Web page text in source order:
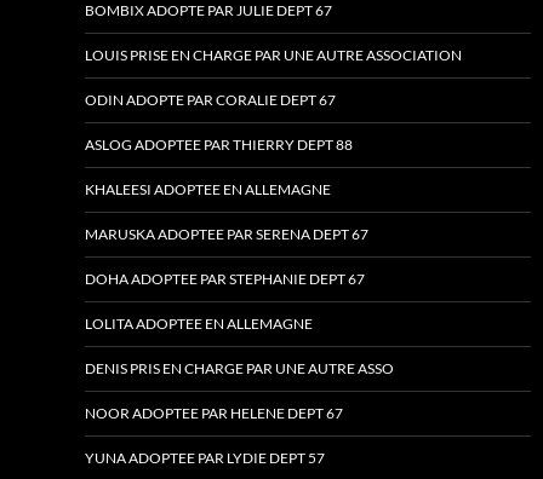
BOMBIX ADOPTE PAR JULIE DEPT 67
LOUIS PRISE EN CHARGE PAR UNE AUTRE ASSOCIATION
ODIN ADOPTE PAR CORALIE DEPT 67
ASLOG ADOPTEE PAR THIERRY DEPT 88
KHALEESI ADOPTEE EN ALLEMAGNE
MARUSKA ADOPTEE PAR SERENA DEPT 67
DOHA ADOPTEE PAR STEPHANIE DEPT 67
LOLITA ADOPTEE EN ALLEMAGNE
DENIS PRIS EN CHARGE PAR UNE AUTRE ASSO
NOOR ADOPTEE PAR HELENE DEPT 67
YUNA ADOPTEE PAR LYDIE DEPT 57